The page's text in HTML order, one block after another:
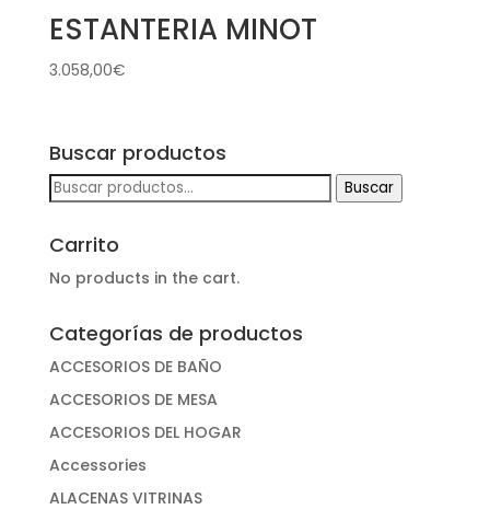
ESTANTERIA MINOT
3.058,00€
Buscar productos
Buscar
por:
Buscar
Carrito
No products in the cart.
Categorías de productos
ACCESORIOS DE BAÑO
ACCESORIOS DE MESA
ACCESORIOS DEL HOGAR
Accessories
ALACENAS VITRINAS